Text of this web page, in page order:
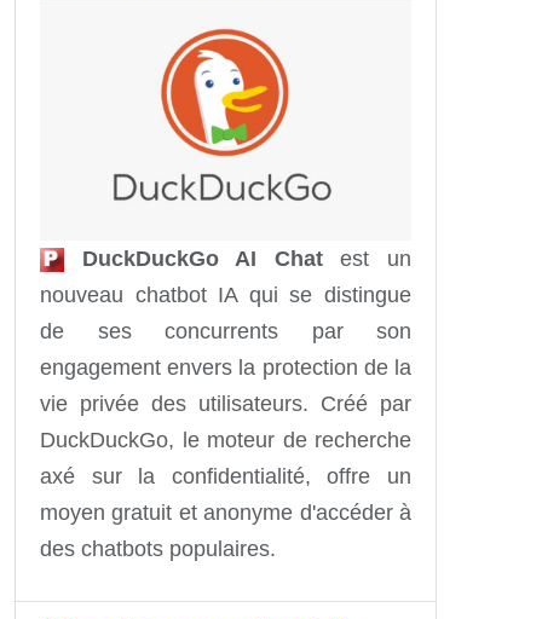
DuckDuckGo AI Chatest un
nouveau chatbot IA qui se distingue
de ses concurrents par son
engagement envers la protection de la
vie privée des utilisateurs. Créé par
DuckDuckGo, le moteur de recherche
axé sur la confidentialité, offre un
moyen gratuit et anonyme d'accéder à
des chatbots populaires.